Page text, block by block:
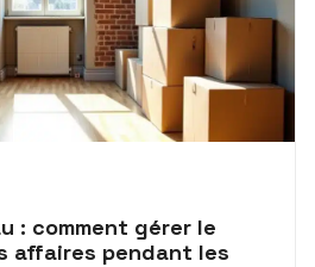
: comment gérer le
affaires pendant les